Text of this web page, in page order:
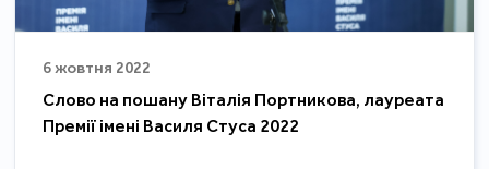
6 жовтня 2022
Слово на пошану Віталія Портникова, лауреата
Премії імені Василя Стуса 2022